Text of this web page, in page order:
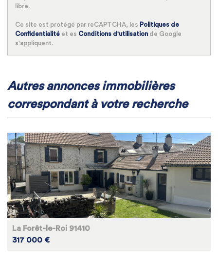
libre.
Ce site est protégé par reCAPTCHA, les Politiques de
Confidentialité et es Conditions d'utilisation de Google
s'appliquent.
autres annonces immobilières
correspondant à votre recherche
La Forêt-le-Roi 91410
317 000 €